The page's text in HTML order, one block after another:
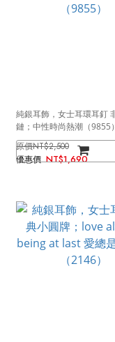
純銀耳飾，女士耳環耳釘
鏈；中性時尚熱潮（9855）
NT$2,500
NT$1,690